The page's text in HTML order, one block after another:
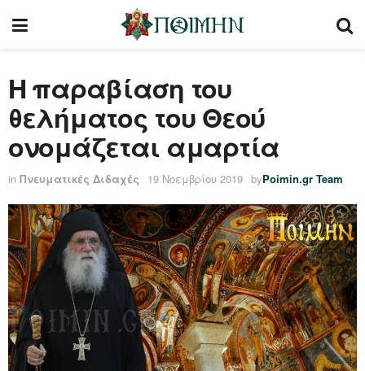
Η παραβίαση του
θελήματος του Θεού
ονομάζεται αμαρτία
in Πνευματικές Διδαχές 19 Νοεμβρίου 2019 byPoimin.gr Team